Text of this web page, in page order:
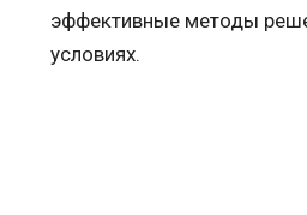
эффективные методы
условиях.